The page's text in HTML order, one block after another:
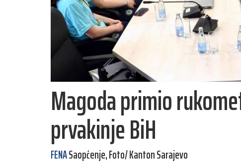
Magoda primio
prvakinje BiH
FENASaopćenje, Foto/ Kanton Sarajevo